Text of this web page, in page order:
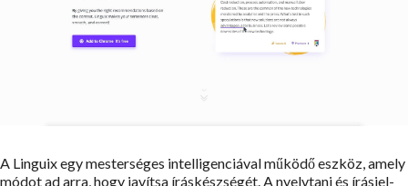
A Linguix egy mesterséges intelligenciával működő eszköz, amely
módot ad arra, hogy javítsa íráskészségét. A nyelvtani és írásjel-